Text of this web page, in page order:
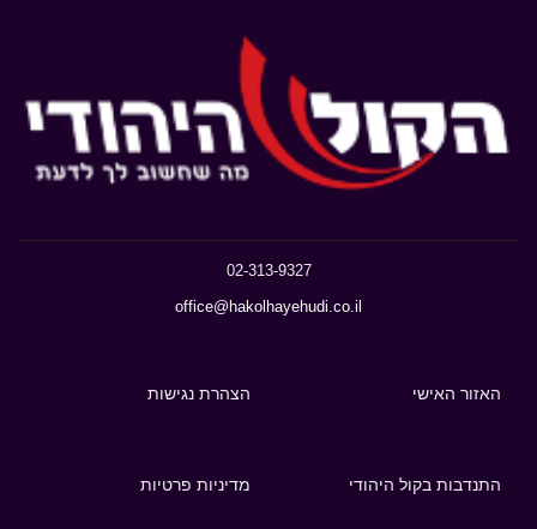
02-313-9327
office@hakolhayehudi.co.il
האזור האישי הצהרת נגישות
התנדבות בקול היהודי מדיניות פרטיות